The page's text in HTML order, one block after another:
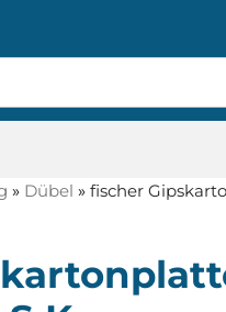
» Dübel » fischer